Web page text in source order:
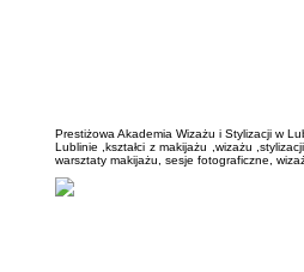
Prestiżowa Akademia Wizażu i Stylizacji w
Lublinie ,kształci z makijażu ,wizażu
warsztaty makijażu, sesje fotograficzne,